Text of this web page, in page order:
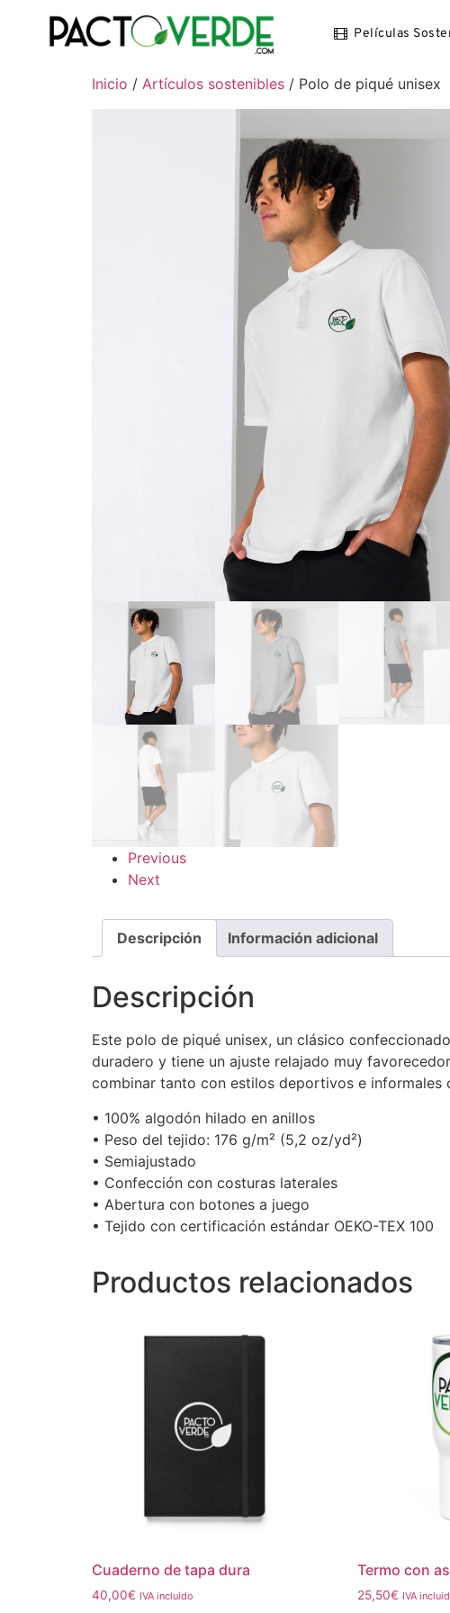
Películas
Inicio / Artículos sostenibles / Polo de piqué unisex
Previous
Next
Descripción Información adicional
Descripción
Este polo de piqué unisex, un clásico
duradero y tiene un ajuste relajado muy
combinar tanto con estilos deportivos e informales
• 100% algodón hilado en anillos
• Peso del tejido: 176 g/m² (5,2 oz/yd²)
• Semiajustado
• Confección con costuras laterales
• Abertura con botones a juego
• Tejido con certificación estándar OEKO-TEX 100
Productos relacionados
Cuaderno de tapa dura
40,00€ IVA incluido
Termo con
25,50€ IVA